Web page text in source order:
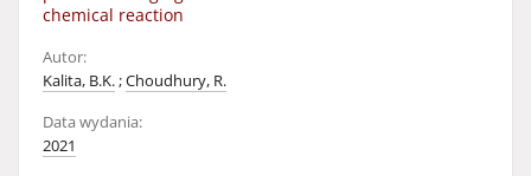
chemical reaction
Autor:
Kalita, B.K.;Choudhury, R.
Data wydania:
2021